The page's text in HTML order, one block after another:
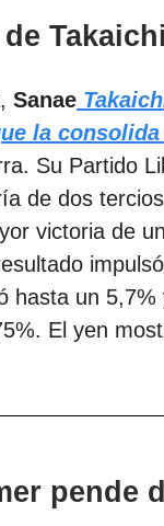
Sanae
la
Su Partido
de dos
victoria de
hasta un
El yen
pende